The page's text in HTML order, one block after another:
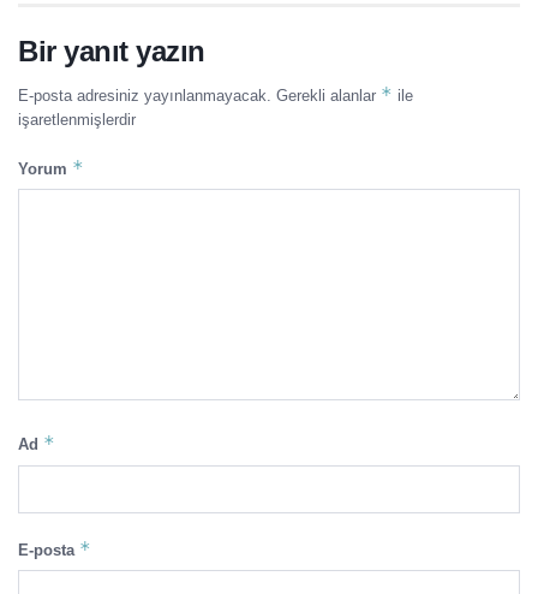
Bir yanıt yazın
E-posta adresiniz yayınlanmayacak. Gerekli alanlar * ile
işaretlenmişlerdir
Yorum *
Ad *
E-posta *